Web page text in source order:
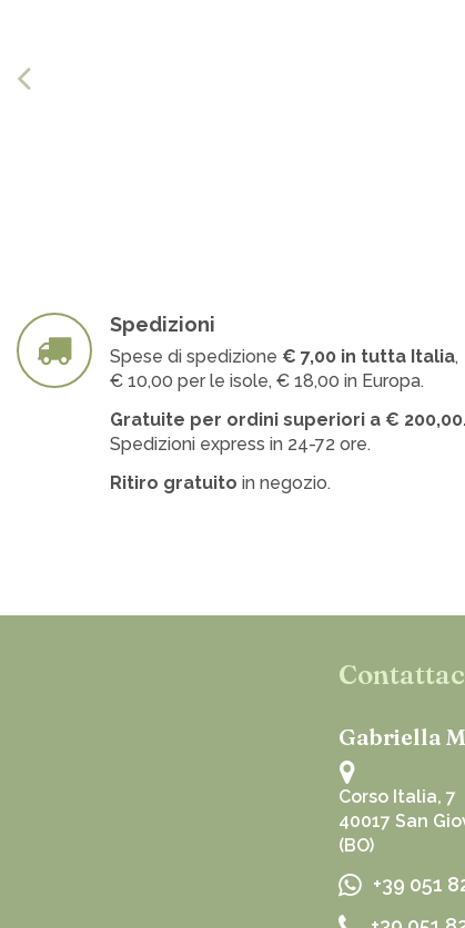
Spedizioni
Spese di spedizione € 7,00 in tutta Italia,
€ 10,00 per le isole, € 18,00 in Europa.
Gratuite per ordini superiori a €
Spedizioni express in 24-72 ore.
Ritiro gratuito in negozio.
Gabriella
Corso Italia, 7
40017 San
(BO)
+39 051